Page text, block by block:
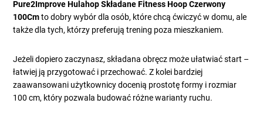
Pure2Improve Hulahop Składane Fitness Hoop Czerwony
100Cmto dobry wybór dla osób, które chcą ćwiczyć w domu, ale
także dla tych, którzy preferują trening poza mieszkaniem.
Jeżeli dopiero zaczynasz, składana obręcz może ułatwiać start –
łatwiej ją przygotować i przechować. Z kolei bardziej
zaawansowani użytkownicy docenią prostotę formy i rozmiar
100 cm, który pozwala budować różne warianty ruchu.